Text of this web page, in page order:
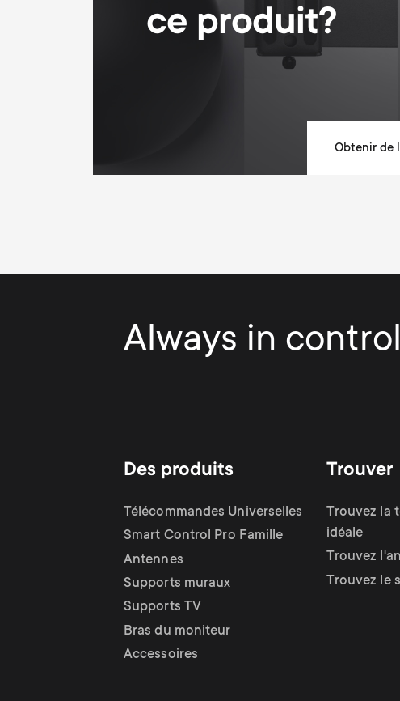
ce produit?
Obtenir de
Always in
Des produits
Télécommandes Universelles
Smart Control Pro Famille
Antennes
Supports muraux
Supports TV
Bras du moniteur
Accessoires
Trouver
Trouvez la
idéale
Trouvez
Trouvez le